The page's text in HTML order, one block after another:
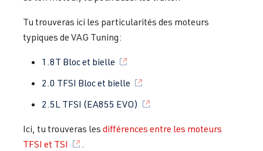
Tu trouveras ici les particularités des moteurs
typiques de VAG Tuning:
1.8T Bloc et bielle
2.0 TFSI Bloc et bielle
2.5L TFSI (EA855 EVO)
Ici, tu trouveras les différences entre les moteurs
TFSI et TSI
.